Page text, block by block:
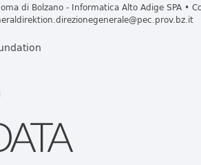
di Bolzano - Informatica Alto Adige SPA •